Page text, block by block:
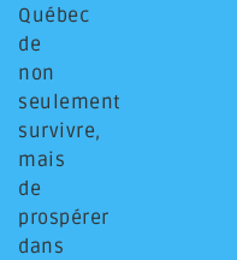
Québec
de
non
seulement
survivre,
mais
de
prospérer
dans